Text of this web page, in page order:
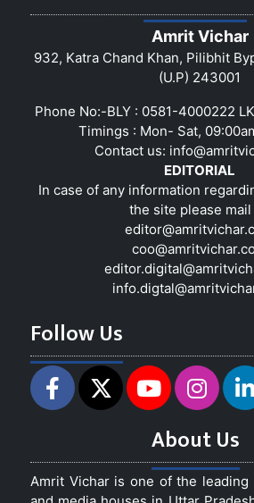
Amrit Vichar
932, Katra Chand Khan, Pilibhit
(U.P) 243001
Phone No:-BLY : 0581-4000222
Timings : Mon- Sat,
Contact us:
EDITORIAL
In case of any information
the site please mail
Follow Us
About Us
Amrit Vichar is one of the leading